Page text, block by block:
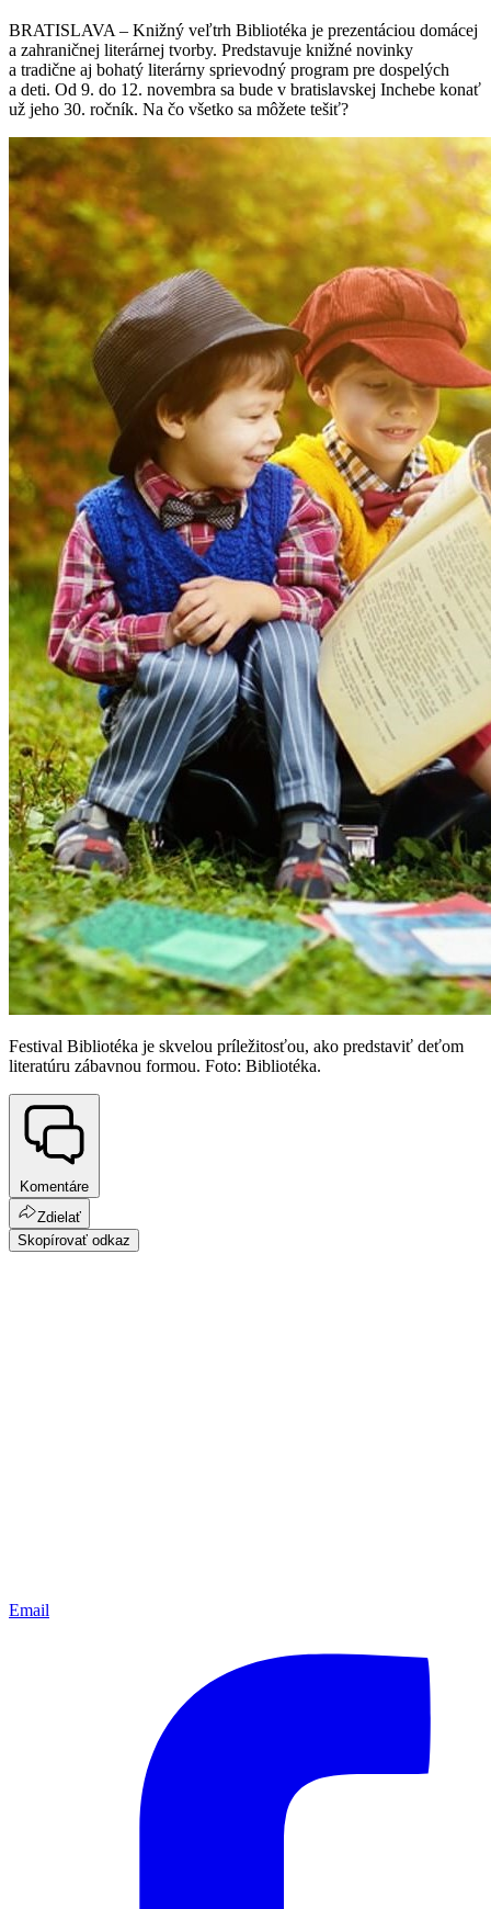
BRATISLAVA – Knižný veľtrh Bibliotéka je prezentáciou domácej
a zahraničnej literárnej tvorby. Predstavuje knižné novinky
a tradične aj bohatý literárny sprievodný program pre dospelých
a deti. Od 9. do 12. novembra sa bude v bratislavskej Inchebe konať
už jeho 30. ročník. Na čo všetko sa môžete tešiť?
Festival Bibliotéka je skvelou príležitosťou, ako predstaviť deťom
literatúru zábavnou formou. Foto: Bibliotéka.
Komentáre
Zdielať
Skopírovať odkaz
Email